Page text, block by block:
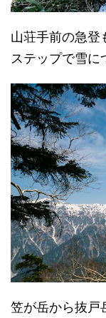
山荘手前の急登
ステップで雪に
笠が岳から抜戸